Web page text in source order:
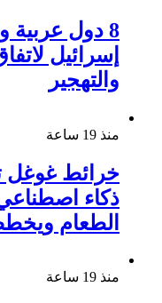
8 دول
إسرائيل
والتهجير
منذ 19 ساعة
خرائط غوغل
ذكاء
الطعام
منذ 19 ساعة